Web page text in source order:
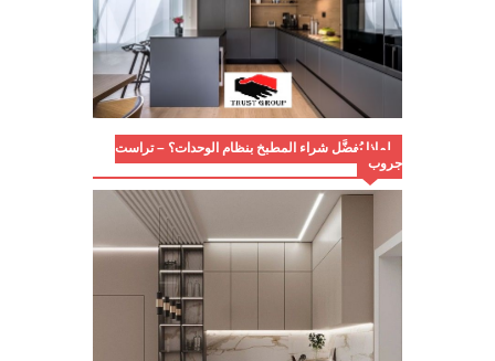
لماذا يُفضَّل شراء المطبخ بنظام الوحدات؟ – تراست
جروب